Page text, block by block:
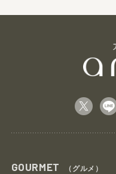
GOURMET （グルメ）